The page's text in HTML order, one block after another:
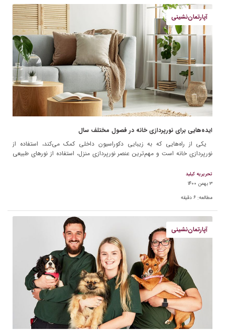
آپارتمان‌نشینی
ایده‌هایی برای نورپردازی خانه در فصول مختلف سال
یکی از راه‌هایی که به زیبایی دکوراسیون داخلی کمک می‌کند، استفاده از
نورپردازی خانه است و مهم‌ترین عنصر نورپردازی منزل، استفاده از نورهای طبیعی
تحریریه کیلید
۳ بهمن ۱۴۰۰
مطالعه: ۶ دقیقه
آپارتمان‌نشینی